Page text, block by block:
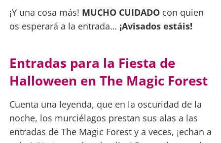
¡Y una cosa más! MUCHO CUIDADOcon quien
os esperará a la entrada… ¡Avisados estáis!
Entradas para la Fiesta de
Halloween en The Magic Forest
Cuenta una leyenda, que en la oscuridad de la
noche, los murciélagos prestan sus alas a las
entradas de The Magic Forest y a veces, ¡echan a